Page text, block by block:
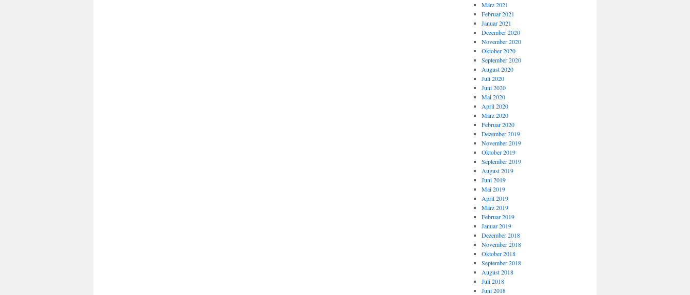
März 2021
Februar 2021
Januar 2021
Dezember 2020
November 2020
Oktober 2020
September 2020
August 2020
Juli 2020
Juni 2020
Mai 2020
April 2020
März 2020
Februar 2020
Dezember 2019
November 2019
Oktober 2019
September 2019
August 2019
Juni 2019
Mai 2019
April 2019
März 2019
Februar 2019
Januar 2019
Dezember 2018
November 2018
Oktober 2018
September 2018
August 2018
Juli 2018
Juni 2018